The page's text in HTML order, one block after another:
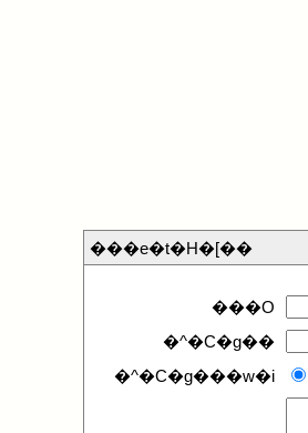
���e�t�H�[��
���O
�^�C�g��
�^�C�g���w�i